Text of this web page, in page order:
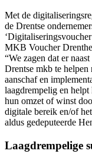
Met de
de Drentse
MKB Voucher
“We zagen dat er
Drentse mkb te
aanschaf en
laagdrempelig en
hun omzet of winst
digitale bereik en/of
aldus gedeputeerde
Laagdrempelige